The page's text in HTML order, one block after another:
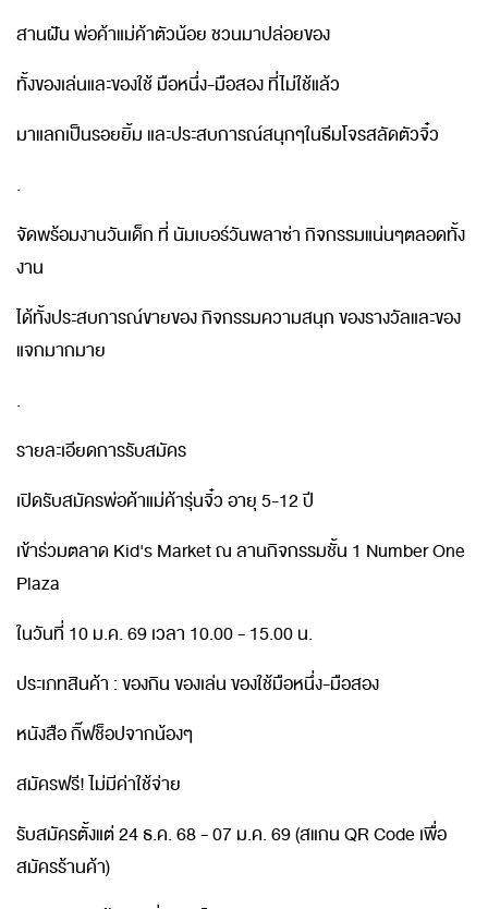
สานฝัน พ่อค้าแม่ค้าตัวน้อย ชวนมาปล่อยของ
ทั้งของเล่นและของใช้ มือหนึ่ง-มือสอง ที่ไม่ใช้แล้ว
มาแลกเป็นรอยยิ้ม และประสบการณ์สนุกๆในธีมโจรสลัดตัวจิ๋ว
.
จัดพร้อมงานวันเด็ก ที่ นัมเบอร์วันพลาซ่า กิจกรรมแน่นๆตลอดทั้ง
งาน
ได้ทั้งประสบการณ์ขายของ กิจกรรมความสนุก ของรางวัลและของ
แจกมากมาย
.
รายละเอียดการรับสมัคร
เปิดรับสมัครพ่อค้าแม่ค้ารุ่นจิ๋ว อายุ 5-12 ปี
เข้าร่วมตลาด Kid's Market ณ ลานกิจกรรมชั้น 1 Number One
Plaza
ในวันที่ 10 ม.ค. 69 เวลา 10.00 - 15.00 น.
ประเภทสินค้า : ของกิน ของเล่น ของใช้มือหนึ่ง-มือสอง
หนังสือ กิ๊ฟช็อปจากน้องๆ
สมัครฟรี! ไม่มีค่าใช้จ่าย
รับสมัครตั้งแต่ 24 ธ.ค. 68 - 07 ม.ค. 69 (สแกน QR Code เพื่อ
สมัครร้านค้า)